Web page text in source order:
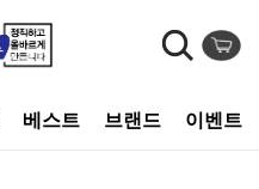
베스트 브랜드 이벤트